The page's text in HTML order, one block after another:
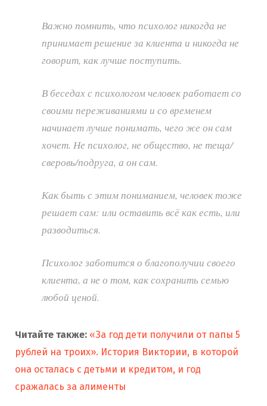
Важно помнить, что психолог никогда не
принимает решение за клиента и никогда не
говорит, как лучше поступить.
В беседах с психологом человек работает со
своими переживаниями и со временем
начинает лучше понимать, чего же он сам
хочет. Не психолог, не общество, не теща/
сверовь/подруга, а он сам.
Как быть с этим пониманием, человек тоже
решает сам: или оставить всё как есть, или
разводиться.
Психолог заботится о благополучии своего
клиента, а не о том, как сохранить семью
любой ценой.
Читайте также: «За год дети получили от папы 5
рублей на троих». История Виктории, в которой
она осталась с детьми и кредитом, и год
сражалась за алименты